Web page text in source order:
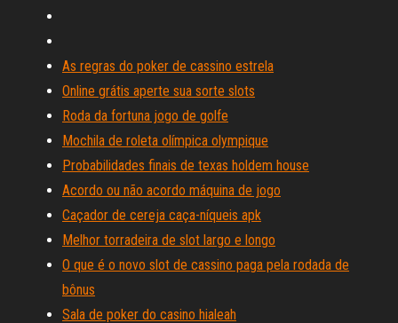
As regras do poker de cassino estrela
Online grátis aperte sua sorte slots
Roda da fortuna jogo de golfe
Mochila de roleta olímpica olympique
Probabilidades finais de texas holdem house
Acordo ou não acordo máquina de jogo
Caçador de cereja caça-níqueis apk
Melhor torradeira de slot largo e longo
O que é o novo slot de cassino paga pela rodada de
bônus
Sala de poker do casino hialeah